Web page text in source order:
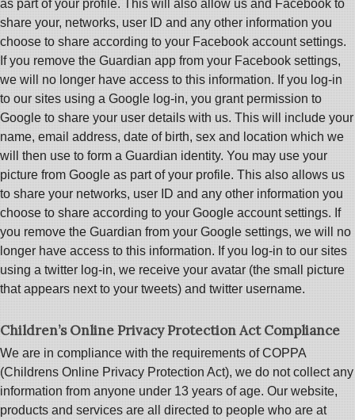
as part of your profile. This will also allow us and Facebook to
share your, networks, user ID and any other information you
choose to share according to your Facebook account settings.
If you remove the Guardian app from your Facebook settings,
we will no longer have access to this information. If you log-in
to our sites using a Google log-in, you grant permission to
Google to share your user details with us. This will include your
name, email address, date of birth, sex and location which we
will then use to form a Guardian identity. You may use your
picture from Google as part of your profile. This also allows us
to share your networks, user ID and any other information you
choose to share according to your Google account settings. If
you remove the Guardian from your Google settings, we will no
longer have access to this information. If you log-in to our sites
using a twitter log-in, we receive your avatar (the small picture
that appears next to your tweets) and twitter username.
Children’s Online Privacy Protection Act Compliance
We are in compliance with the requirements of COPPA
(Childrens Online Privacy Protection Act), we do not collect any
information from anyone under 13 years of age. Our website,
products and services are all directed to people who are at